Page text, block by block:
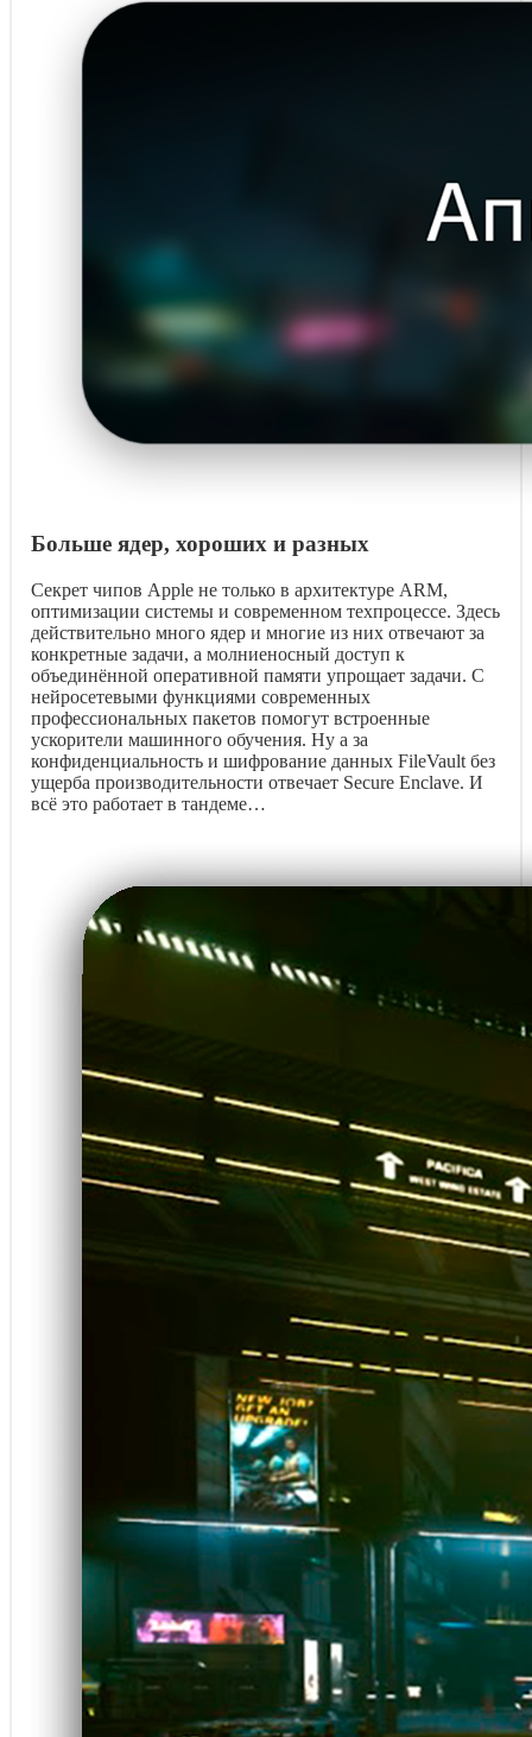
Больше ядер, хороших и разных
Секрет чипов Apple не только в архитектуре ARM,
оптимизации системы и современном техпроцессе. Здесь
действительно много ядер и многие из них отвечают за
конкретные задачи, а молниеносный доступ к
объединённой оперативной памяти упрощает задачи. С
нейросетевыми функциями современных
профессиональных пакетов помогут встроенные
ускорители машинного обучения. Ну а за
конфиденциальность и шифрование данных FileVault без
ущерба производительности отвечает Secure Enclave. И
всё это работает в тандеме…